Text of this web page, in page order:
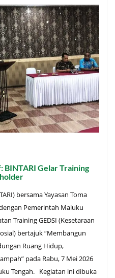
BINTARI Gelar Training
bersama Yayasan Toma
Pemerintah Maluku
Training GEDSI (Kesetaraan
bertajuk “Membangun
Ruang Hidup,
pada Rabu, 7 Mei 2026
Tengah. Kegiatan ini dibuka